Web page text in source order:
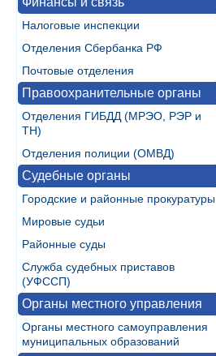
Налоговые инспекции
Отделения Сбербанка РФ
Почтовые отделения
Правоохранительные органы
Отделения ГИБДД (МРЭО, РЭР и
ТН)
Отделения полиции (ОМВД)
Судебные органы
Городские и районные прокуратуры
Мировые судьи
Районные суды
Служба судебных приставов
(УФССП)
Органы местного управления
Органы местного самоуправления
муниципальных образований